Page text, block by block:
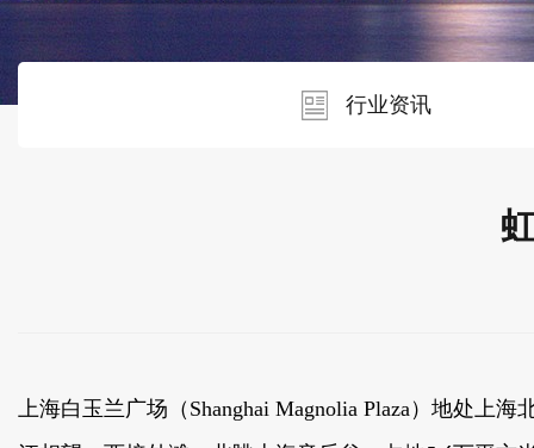
行业资讯
上海白玉兰广场（Shanghai Magnolia Plaza）地处上海